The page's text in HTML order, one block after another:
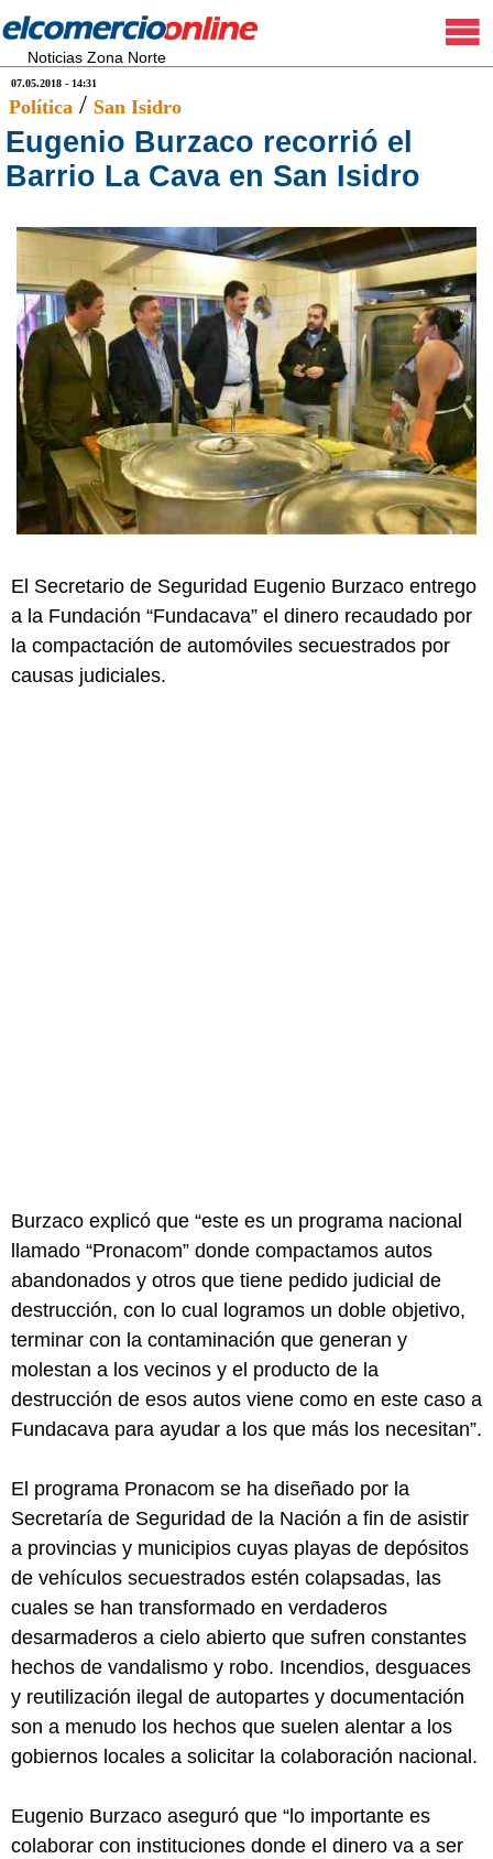
Noticias Zona Norte
07.05.2018 - 14:31
Política / San Isidro
Eugenio Burzaco recorrió el
Barrio La Cava en San Isidro
El Secretario de Seguridad Eugenio Burzaco entrego
a la Fundación “Fundacava” el dinero recaudado por
la compactación de automóviles secuestrados por
causas judiciales.
Burzaco explicó que “este es un programa nacional
llamado “Pronacom” donde compactamos autos
abandonados y otros que tiene pedido judicial de
destrucción, con lo cual logramos un doble objetivo,
terminar con la contaminación que generan y
molestan a los vecinos y el producto de la
destrucción de esos autos viene como en este caso a
Fundacava para ayudar a los que más los necesitan”.
El programa Pronacom se ha diseñado por la
Secretaría de Seguridad de la Nación a fin de asistir
a provincias y municipios cuyas playas de depósitos
de vehículos secuestrados estén colapsadas, las
cuales se han transformado en verdaderos
desarmaderos a cielo abierto que sufren constantes
hechos de vandalismo y robo. Incendios, desguaces
y reutilización ilegal de autopartes y documentación
son a menudo los hechos que suelen alentar a los
gobiernos locales a solicitar la colaboración nacional.
Eugenio Burzaco aseguró que “lo importante es
colaborar con instituciones donde el dinero va a ser